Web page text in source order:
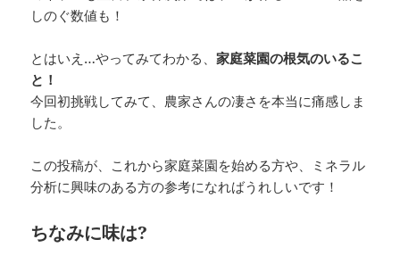
しのぐ数値も！
とはいえ…やってみてわかる、家庭菜園の根気のいるこ
と！
今回初挑戦してみて、農家さんの凄さを本当に痛感しま
した。
この投稿が、これから家庭菜園を始める方や、ミネラル
分析に興味のある方の参考になればうれしいです！
ちなみに味は?